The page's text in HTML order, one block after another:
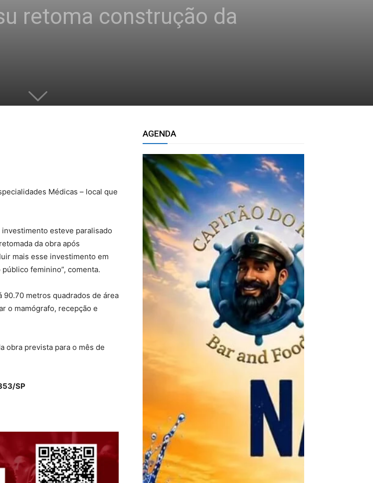
retoma construção da
Médicas – local que
esteve paralisado
da obra após
mais esse investimento em
feminino”, comenta.
90.70 metros quadrados de área
o mamógrafo, recepção e
obra prevista para o mês de
SP
AGENDA